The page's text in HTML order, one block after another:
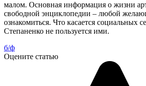
малом. Основная информация о жизни
свободной энциклопедии – любой
ознакомиться. Что касается социальных
Степаненко не пользуется ими.
б/ф
Оцените статью